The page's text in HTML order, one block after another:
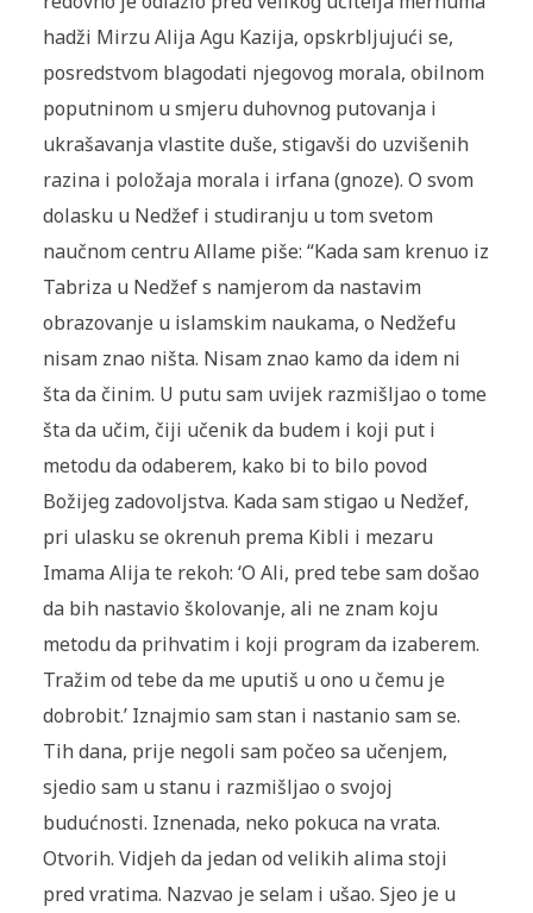
hadži Mirzu Alija Agu Kazija, opskrbljujući se,
posredstvom blagodati njegovog morala, obilnom
poputninom u smjeru duhovnog putovanja i
ukrašavanja vlastite duše, stigavši do uzvišenih
razina i položaja morala i irfana (gnoze). O svom
dolasku u Nedžef i studiranju u tom svetom
naučnom centru Allame piše: “Kada sam krenuo iz
Tabriza u Nedžef s namjerom da nastavim
obrazovanje u islamskim naukama, o Nedžefu
nisam znao ništa. Nisam znao kamo da idem ni
šta da činim. U putu sam uvijek razmišljao o tome
šta da učim, čiji učenik da budem i koji put i
metodu da odaberem, kako bi to bilo povod
Božijeg zadovoljstva. Kada sam stigao u Nedžef,
pri ulasku se okrenuh prema Kibli i mezaru
Imama Alija te rekoh: ‘O Ali, pred tebe sam došao
da bih nastavio školovanje, ali ne znam koju
metodu da prihvatim i koji program da izaberem.
Tražim od tebe da me uputiš u ono u čemu je
dobrobit.’ Iznajmio sam stan i nastanio sam se.
Tih dana, prije negoli sam počeo sa učenjem,
sjedio sam u stanu i razmišljao o svojoj
budućnosti. Iznenada, neko pokuca na vrata.
Otvorih. Vidjeh da jedan od velikih alima stoji
pred vratima. Nazvao je selam i ušao. Sjeo je u